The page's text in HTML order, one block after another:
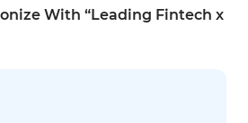
Load moreWith “Leading Fintech x